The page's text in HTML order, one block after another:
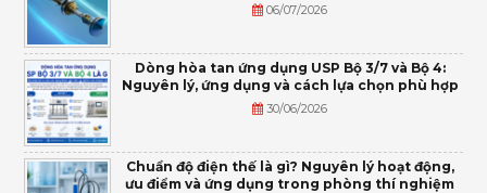
06/07/2026
Dòng hòa tan ứng dụng USP Bộ 3/7 và Bộ 4:
Nguyên lý, ứng dụng và cách lựa chọn phù hợp
30/06/2026
Chuẩn độ điện thế là gì? Nguyên lý hoạt động,
ưu điểm và ứng dụng trong phòng thí nghiệm